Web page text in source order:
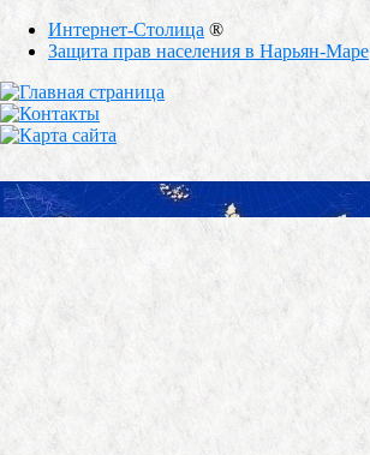
Интернет-Столица ®
Защита прав населения в Нарьян-Маре